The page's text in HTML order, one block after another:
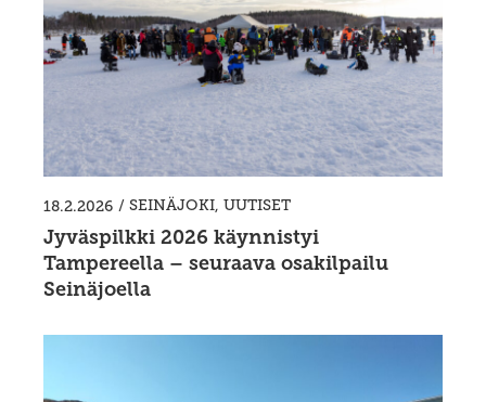
18.2.2026 / SEINÄJOKI, UUTISET
Jyväspilkki 2026 käynnistyi
Tampereella – seuraava osakilpailu
Seinäjoella